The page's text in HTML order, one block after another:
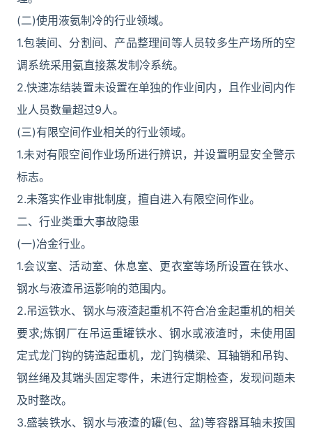
(二)使用液氨制冷的行业领域。
1.包装间、分割间、产品整理间等人员较多生产场所的空
调系统采用氨直接蒸发制冷系统。
2.快速冻结装置未设置在单独的作业间内，且作业间内作
业人员数量超过9人。
(三)有限空间作业相关的行业领域。
1.未对有限空间作业场所进行辨识，并设置明显安全警示
标志。
2.未落实作业审批制度，擅自进入有限空间作业。
二、行业类重大事故隐患
(一)冶金行业。
1.会议室、活动室、休息室、更衣室等场所设置在铁水、
钢水与液渣吊运影响的范围内。
2.吊运铁水、钢水与液渣起重机不符合冶金起重机的相关
要求;炼钢厂在吊运重罐铁水、钢水或液渣时，未使用固
定式龙门钩的铸造起重机，龙门钩横梁、耳轴销和吊钩、
钢丝绳及其端头固定零件，未进行定期检查，发现问题未
及时整改。
3.盛装铁水、钢水与液渣的罐(包、盆)等容器耳轴未按国